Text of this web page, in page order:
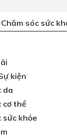
Chăm sóc sức
kiện
da
cơ thể
sức khỏe